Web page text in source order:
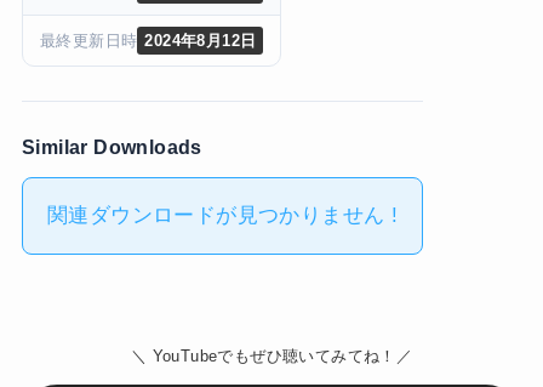
最終更新日時 2024年8月12日
Similar Downloads
関連ダウンロードが見つかりません !
＼ YouTubeでもぜひ聴いてみてね！／